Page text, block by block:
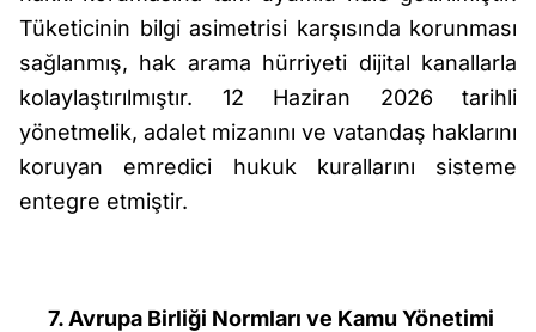
Tüketicinin bilgi asimetrisi karşısında korunması
sağlanmış, hak arama hürriyeti dijital kanallarla
kolaylaştırılmıştır. 12 Haziran 2026 tarihli
yönetmelik, adalet mizanını ve vatandaş haklarını
koruyan emredici hukuk kurallarını sisteme
entegre etmiştir.
7. Avrupa Birliği Normları ve Kamu Yönetimi